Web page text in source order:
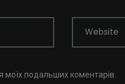
Website
моїх подальших коментарів.